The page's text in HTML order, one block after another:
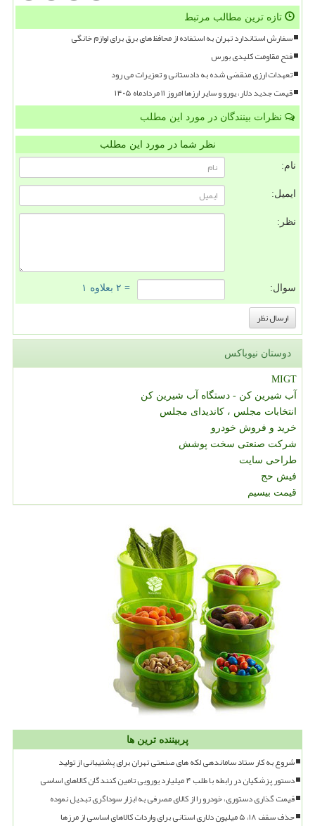
تازه ترین مطالب مرتبط
سفارش استاندارد تهران به استفاده از محافظ های برق برای لوازم خانگی
فتح مقاومت کلیدی بورس
تعهدات ارزی منقضی شده به دادستانی و تعزیرات می رود
قیمت جدید دلار، یورو و سایر ارزها امروز ۱۱ مردادماه ۱۴۰۵
نظرات بینندگان در مورد این مطلب
نظر شما در مورد این مطلب
نام:
ایمیل:
نظر:
سوال: = ۲ بعلاوه ۱
دوستان نیوباکس
MIGT
آب شیرین کن - دستگاه آب شیرین کن
انتخابات مجلس ، کاندیدای مجلس
خرید و فروش خودرو
شرکت صنعتی سخت پوشش
طراحی سایت
فیش حج
قیمت بیسیم
پربیننده ترین ها
شروع به کار ستاد ساماندهی لکه های صنعتی تهران برای پشتیبانی از تولید
دستور پزشکیان در رابطه با طلب ۴ میلیارد یورویی تامین کنندگان کالاهای اساسی
قیمت گذاری دستوری، خودرو را از کالای مصرفی به ابزار سوداگری تبدیل نموده
حذف سقف ۱۸، ۵ میلیون دلاری استانی برای واردات کالاهای اساسی از مرزها